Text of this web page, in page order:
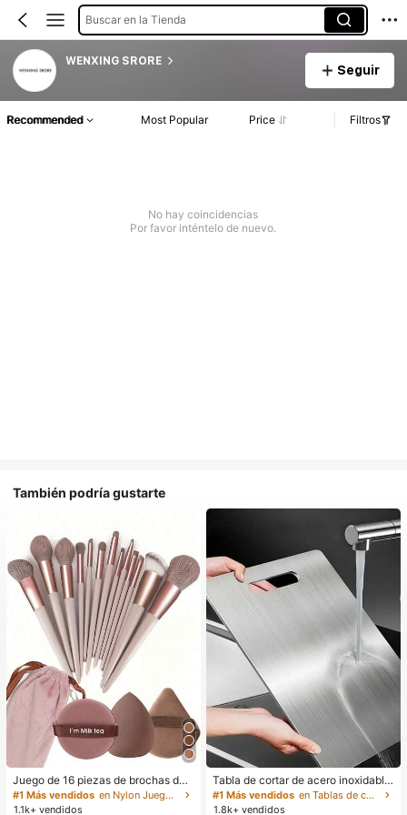
Buscar en la Tienda
WENXING SRORE
Seguir
Recommended Most Popular Price Filtros
No hay coincidencias
Por favor inténtelo de nuevo.
También podría gustarte
Juego de 16 piezas de brochas de
maquillaje que incluye 13 brochas
de maquillaje, 1 esponja de maquill
#1 Más vendidos
en Nylon Juegos De Pinceles
1.1k+ vendidos
Tabla de cortar de acero inoxidable
304 para cocina, adecuada para c
ortar carne, frutas y verduras, fácil
#1 Más vendidos
en Tablas de cortar, tapetes y juegos
1.8k+ vendidos